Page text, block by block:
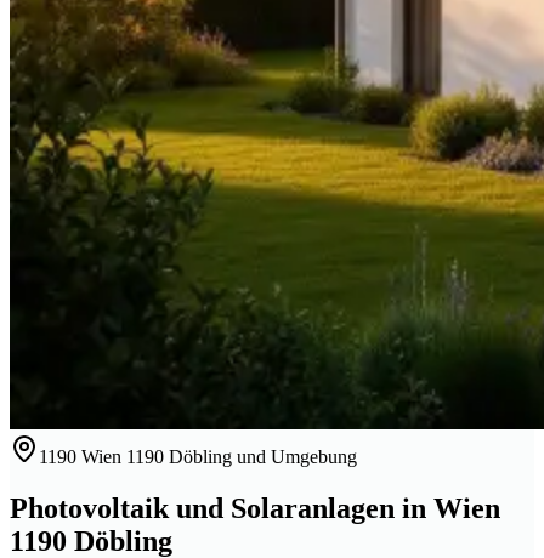
1190 Wien 1190 Döbling und Umgebung
Photovoltaik und Solaranlagen in Wien
1190 Döbling